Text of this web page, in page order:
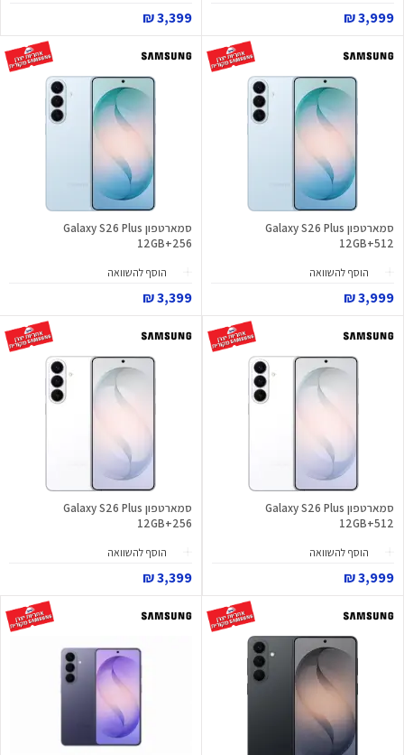
3,999 ₪
3,399 ₪
סמארטפון Galaxy S26 Plus
12GB+512
הוסף להשוואה
3,999 ₪
סמארטפון Galaxy S26 Plus
12GB+256
הוסף להשוואה
3,399 ₪
סמארטפון Galaxy S26 Plus
12GB+512
הוסף להשוואה
3,999 ₪
סמארטפון Galaxy S26 Plus
12GB+256
הוסף להשוואה
3,399 ₪